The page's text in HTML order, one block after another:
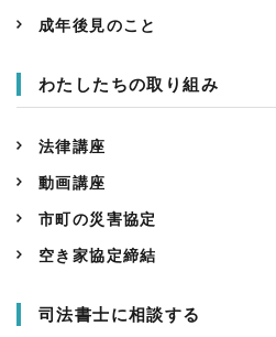
成年後見のこと
わたしたちの取り組み
法律講座
動画講座
市町の災害協定
空き家協定締結
司法書士に相談する